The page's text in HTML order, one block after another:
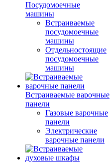
Посудомоечные
машины
Встраиваемые
посудомоечные
машины
Отдельностоящие
посудомоечные
машины
Встраиваемые варочные
панели
Газовые варочные
панели
Электрические
варочные панели